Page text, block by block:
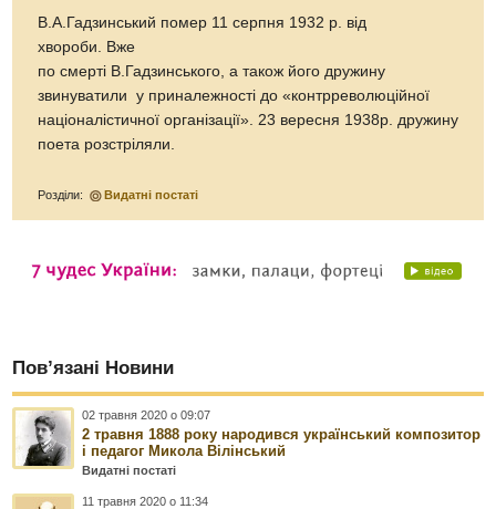
В.А.Гадзинський помер 11 серпня 1932 р. від
хвороби. Вже
по смерті В.Гадзинського, а також його дружину
звинуватили у приналежності до «контрреволюційної
націоналістичної організації». 23 вересня 1938р. дружину
поета розстріляли.
Розділи: Видатні постаті
Пов’язані Новини
02 травня 2020 о 09:07
2 травня 1888 року народився український композитор
і педагог Микола Вілінський
Видатні постаті
11 травня 2020 о 11:34